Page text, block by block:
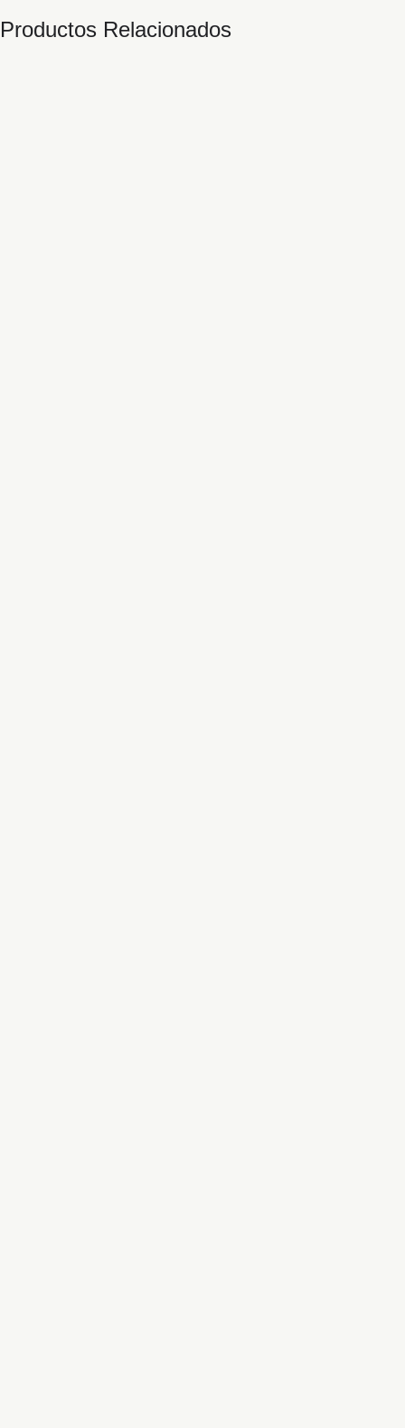
Productos Relacionados